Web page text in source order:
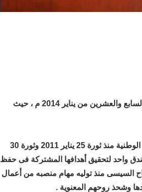
انعقد المجلس الاعلي للقوات المسلحة فى جلسة طارئة اليوم الأثنين الموافق السابع والعشرين من يناير 2014 م ، حيث
وقد تابع المجلس الأعلى للقوات المسلحة بيقظة واهتمام ما تجلى على الساحة الوطنية منذ ثورة 25 يناير 2011 وثورة 30
خندق واحد لتحقيق أهدافها المشتركة فى حفظ
السيسى منذ توليه مهام منصبه من أعمال
وشحذ روحهم المعنوية .